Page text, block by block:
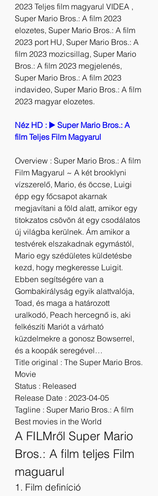
2023 Teljes film magyarul VIDEA ,
Super Mario Bros.: A film 2023
elozetes, Super Mario Bros.: A film
2023 port HU, Super Mario Bros.: A
film 2023 mozicsillag, Super Mario
Bros.: A film 2023 megjelenés,
Super Mario Bros.: A film 2023
indavideo, Super Mario Bros.: A film
2023 magyar elozetes.
Néz HD : ▶️ Super Mario Bros.: A
film Teljes Film Magyarul
Overview : Super Mario Bros.: A film
Film Magyarul ~ A két brooklyni
vízszerelő, Mario, és öccse, Luigi
épp egy főcsapot akarnak
megjavítani a föld alatt, amikor egy
titokzatos csövön át egy csodálatos
új világba kerülnek. Ám amikor a
testvérek elszakadnak egymástól,
Mario egy szédületes küldetésbe
kezd, hogy megkeresse Luigit.
Ebben segítségére van a
Gombakirályság egyik alattvalója,
Toad, és maga a határozott
uralkodó, Peach hercegnő is, aki
felkészíti Mariót a várható
küzdelmekre a gonosz Bowserrel,
és a koopák seregével…
Title original : The Super Mario Bros.
Movie
Status : Released
Release Date : 2023-04-05
Tagline : Super Mario Bros.: A film
Best movies in the World
A FILMről Super Mario
Bros.: A film teljes Film
maguarul
1. Film definíció